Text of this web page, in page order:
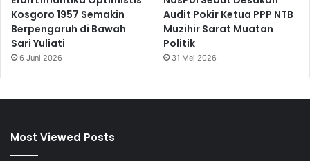
Kosgoro 1957 Semakin
Berpengaruh di Bawah
Sari Yuliati
6 Juni 2026
Audit Pokir Ketua PPP NTB
Muzihir Sarat Muatan
Politik
31 Mei 2026
Most Viewed Posts